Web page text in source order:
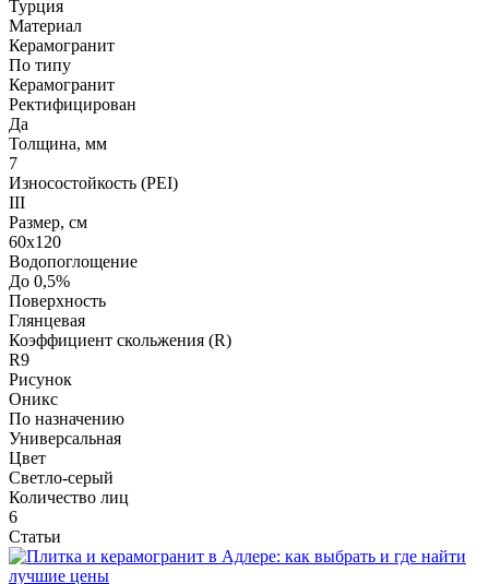
Турция
Материал
Керамогранит
По типу
Керамогранит
Ректифицирован
Да
Толщина, мм
7
Износостойкость (PEI)
III
Размер, см
60х120
Водопоглощение
До 0,5%
Поверхность
Глянцевая
Коэффициент скольжения (R)
R9
Рисунок
Оникс
По назначению
Универсальная
Цвет
Светло-серый
Количество лиц
6
Статьи